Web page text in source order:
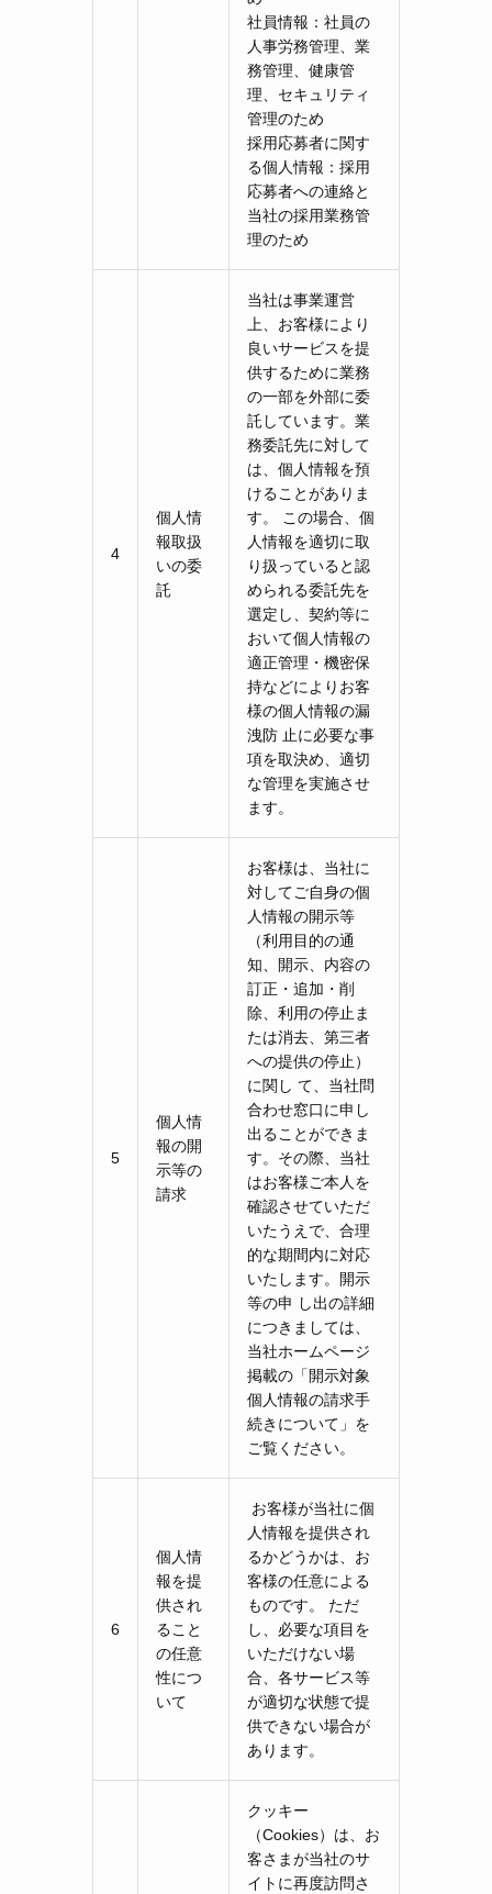
社員情報：社員の
人事労務管理、業
務管理、健康管
理、セキュリティ
管理のため
採用応募者に関す
る個人情報：採用
応募者への連絡と
当社の採用業務管
理のため
4
個人情
報取扱
いの委
託
当社は事業運営
上、お客様により
良いサービスを提
供するために業務
の一部を外部に委
託しています。業
務委託先に対して
は、個人情報を預
けることがありま
す。 この場合、個
人情報を適切に取
り扱っていると認
められる委託先を
選定し、契約等に
おいて個人情報の
適正管理・機密保
持などによりお客
様の個人情報の漏
洩防 止に必要な事
項を取決め、適切
な管理を実施させ
ます。
5
個人情
報の開
示等の
請求
お客様は、当社に
対してご自身の個
人情報の開示等
（利用目的の通
知、開示、内容の
訂正・追加・削
除、利用の停止ま
たは消去、第三者
への提供の停止）
に関し て、当社問
合わせ窓口に申し
出ることができま
す。その際、当社
はお客様ご本人を
確認させていただ
いたうえで、合理
的な期間内に対応
いたします。開示
等の申 し出の詳細
につきましては、
当社ホームページ
掲載の「開示対象
個人情報の請求手
続きについて」を
ご覧ください。
6
個人情
報を提
供され
ること
の任意
性につ
いて
お客様が当社に個
人情報を提供され
るかどうかは、お
客様の任意による
ものです。 ただ
し、必要な項目を
いただけない場
合、各サービス等
が適切な状態で提
供できない場合が
あります。
クッキー
（Cookies）は、お
客さまが当社のサ
イトに再度訪問さ